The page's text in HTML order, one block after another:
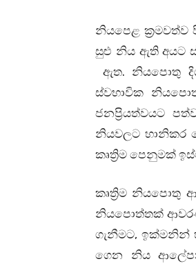
නියපෙළ
සුළු නිය ඇති අයට
ඇත. නියපොතු
ස්වභාවික
ජනප්‍රියත්වයට
නියවලට හානිකර
කෘත්‍රිම පෙනුමක්
කෘත්‍රිම නියපොතු
නියපොත්තක්
ගැනීමට, ඉක්මනින්
ගෙන නිය